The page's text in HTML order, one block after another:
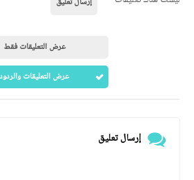
عرض التعليقات فقط
عرض التعليقات والردود
إرسال تعليق